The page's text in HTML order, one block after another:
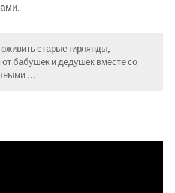
старые гирлянды,
бабушек и дедушек вместе со
…